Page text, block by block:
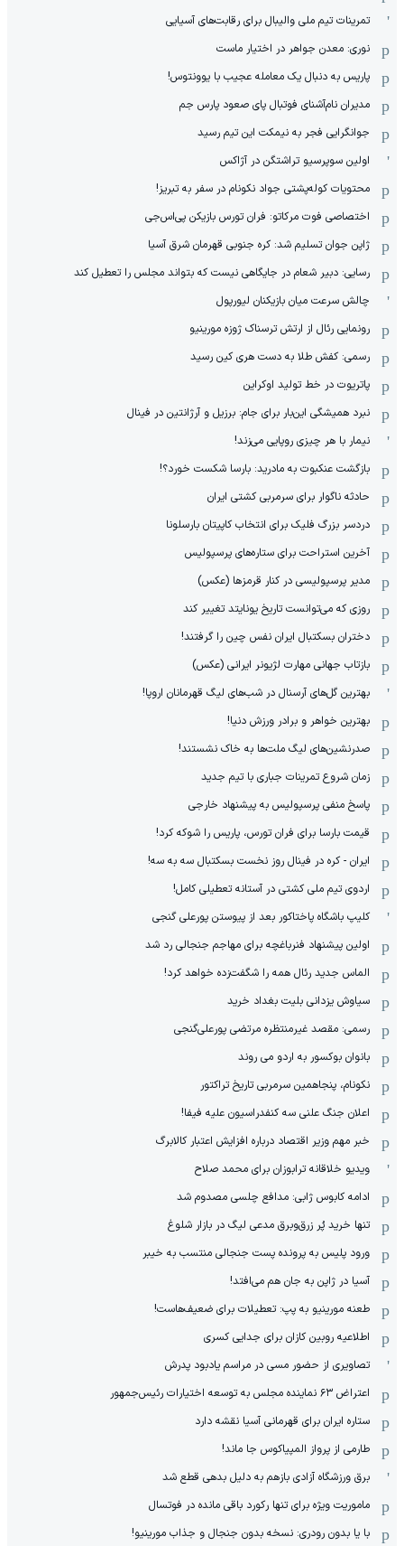
تمرینات تیم ملی والیبال برای رقابت‌های آسیایی
نوری: معدن جواهر در اختیار ماست
پاریس به دنبال یک معامله عجیب با یوونتوس!
مدیران نام‌آشنای فوتبال پای صعود پارس جم
جوانگرایی فجر به نیمکت این تیم رسید
اولین سوپرسیو تراشتگن در آژاکس
محتویات کوله‌پشتی جواد نکونام در سفر به تبریز!
اختصاصی فوت مرکاتو: فران تورس بازیکن پی‌اس‌جی
ژاپن جوان تسلیم شد: کره جنوبی قهرمان شرق آسیا
رسایی: دبیر شعام در جایگاهی نیست که بتواند مجلس را تعطیل کند
چالش سرعت میان بازیکنان لیورپول
رونمایی رئال از ارتش ترسناک ژوزه مورینیو
رسمی: کفش طلا به دست هری کین رسید
پاتریوت در خط تولید اوکراین
نبرد همیشگی این‌بار برای جام: برزیل و آرژانتین در فینال
نیمار با هر چیزی روپایی می‌زند!
بازگشت عنکبوت به مادرید: بارسا شکست خورد؟!
حادثه ناگوار برای سرمربی کشتی ایران
دردسر بزرگ فلیک برای انتخاب کاپیتان بارسلونا
آخرین استراحت برای ستاره‌های پرسپولیس
مدیر پرسپولیسی در کنار قرمزها (عکس)
روزی که می‌توانست تاریخ یونایتد تغییر کند
دختران بسکتبال ایران نفس چین را گرفتند!
بازتاب جهانی مهارت لژیونر ایرانی (عکس)
بهترین گل‌های آرسنال در شب‌های لیگ قهرمانان اروپا!
بهترین خواهر و برادر ورزش دنیا!
صدرنشین‌های لیگ ملت‌ها به خاک نشستند!
زمان شروع تمرینات جباری با تیم جدید
پاسخ منفی پرسپولیس به پیشنهاد خارجی
قیمت بارسا برای فران تورس، پاریس را شوکه کرد!
ایران - کره در فینال روز نخست بسکتبال سه به سه!
اردوی تیم ملی کشتی در آستانه تعطیلی کامل!
کلیپ باشگاه پاختاکور بعد از پیوستن پورعلی گنجی
اولین پیشنهاد فنرباغچه برای مهاجم جنجالی رد شد
الماس جدید رئال همه را شگفت‌زده خواهد کرد!
سیاوش یزدانی بلیت بغداد خرید
رسمی: مقصد غیرمنتظره مرتضی پورعلی‌گنجی
بانوان بوکسور به اردو می روند
نکونام، پنجاهمین سرمربی تاریخ تراکتور
اعلان جنگ علنی سه کنفدراسیون علیه فیفا!
خبر مهم وزیر اقتصاد درباره افزایش اعتبار کالابرگ
ویدیو خلاقانه ترابوزان برای محمد صلاح
ادامه کابوس ژابی: مدافع چلسی مصدوم شد
تنها خرید پُر زرق‌وبرق مدعی لیگ در بازار شلوغ
ورود پلیس به پرونده پست جنجالی منتسب به خیبر
آسیا در ژاپن به جان هم می‌افتد!
طعنه مورینیو به پپ: تعطیلات برای ضعیف‌هاست!
اطلاعیه روبین کازان برای جدایی کسری
تصاویری از حضور مسی در مراسم یادبود پدرش
اعتراض ۶۳ نماینده مجلس به توسعه اختیارات رئیس‌جمهور
ستاره ایران برای قهرمانی آسیا نقشه دارد
طارمی از پرواز المپیاکوس جا ماند!
برق ورزشگاه آزادی بازهم به دلیل بدهی قطع شد
ماموریت ویژه برای تنها رکورد باقی مانده در فوتسال
با یا بدون رودری: نسخه بدون جنجال و جذاب مورینیو!